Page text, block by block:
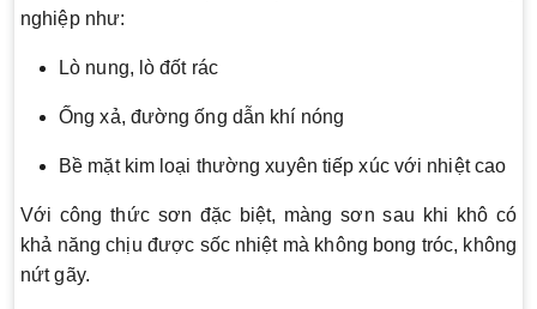
nghiệp như:
Lò nung, lò đốt rác
Ống xả, đường ống dẫn khí nóng
Bề mặt kim loại thường xuyên tiếp xúc với nhiệt cao
Với công thức sơn đặc biệt, màng sơn sau khi khô có
khả năng chịu được sốc nhiệt mà không bong tróc, không
nứt gãy.